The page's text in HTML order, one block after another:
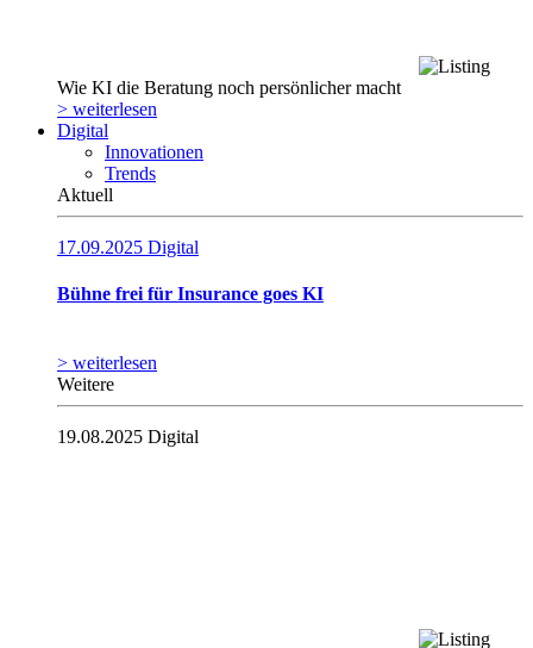
Wie KI die Beratung noch persönlicher macht
> weiterlesen
Digital
Innovationen
Trends
Aktuell
17.09.2025 Digital
Bühne frei für Insurance goes KI
> weiterlesen
Weitere
19.08.2025 Digital